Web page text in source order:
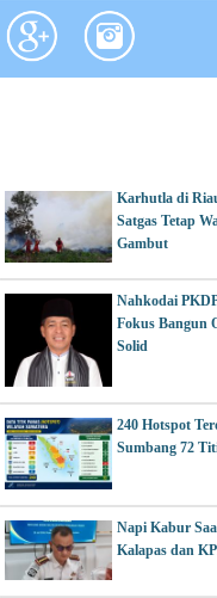
Karhutla di
Satgas Tetap
Gambut
Nahkodai
Fokus Bangun
Solid
240 Hotspot
Sumbang 72
Napi Kabur
Kalapas dan